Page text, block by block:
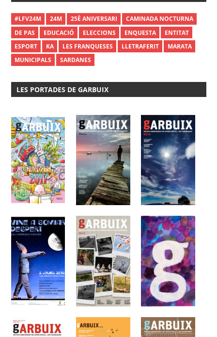
#LFV24M 24M 25È ANIVERSARI
CAMINADA NOCTURNA
DE PAS
EDUCACIÓ ELECCIONS ENQUESTA
ENTITAT
ESPORT
KA LES FRANQUESES LLETRAFERIT
MARATA
MUNICIPALS
SARDANES
LES PORTADES DE GARBUIX